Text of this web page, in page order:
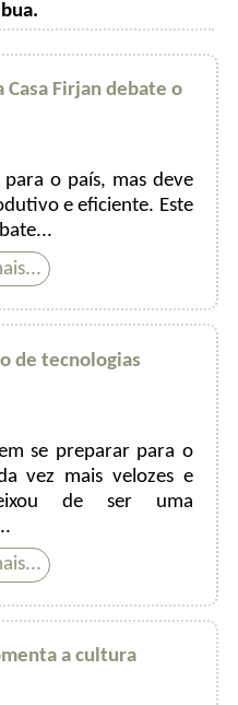
Casa Firjan debate o
o país, mas deve
e eficiente. Este
de tecnologias
se preparar para o
vez mais velozes e
de ser uma
a cultura